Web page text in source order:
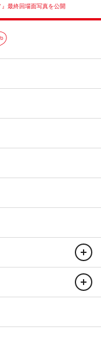
最終回場面写真を公開